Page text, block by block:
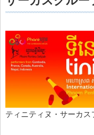
ティニティヌ・サーカス